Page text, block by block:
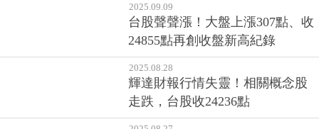
2025.09.09
台股聲聲漲！大盤上漲307點、收
24855點再創收盤新高紀錄
2025.08.28
輝達財報行情失靈！相關概念股
走跌，台股收24236點